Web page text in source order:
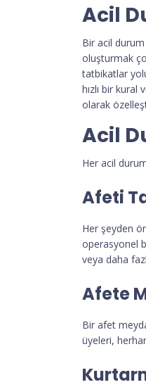
Acil
Bir acil
oluşturmak
tatbikatlar
hızlı bir
olarak
Acil
Her acil
Afeti
Her şeyden
operasyonel
veya daha
Afete
Bir afet
üyeleri,